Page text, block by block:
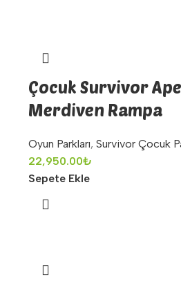
Çocuk Survivor
Merdiven Rampa
Oyun Parkları, Survivor Çocuk
22,950.00₺
Sepete Ekle